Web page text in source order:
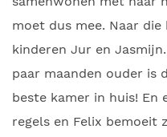
moet dus mee. Naar
kinderen Jur en
paar maanden ouder is
beste kamer in huis! En
regels en Felix bemoeit